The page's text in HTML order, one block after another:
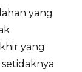
yang
yang